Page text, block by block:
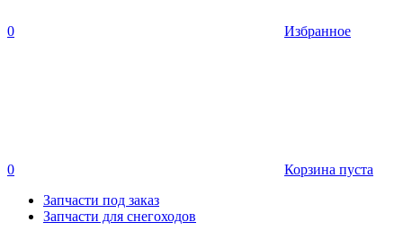
0 Избранное
0
Корзина пуста
Запчасти под заказ
Запчасти для снегоходов